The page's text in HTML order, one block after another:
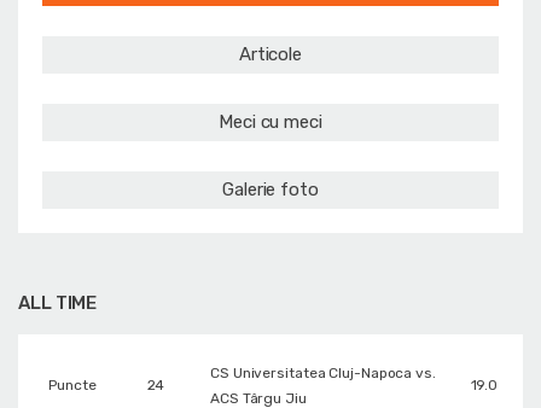
Articole
Meci cu meci
Galerie foto
ALL TIME
Puncte 24
CS Universitatea Cluj-Napoca vs.
ACS Târgu Jiu